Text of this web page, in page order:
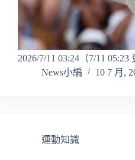
2026/7/11 03:24（7/11
News小編
10 7 月,
運動知識